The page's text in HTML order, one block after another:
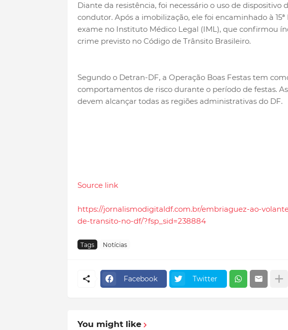
Diante da resistência, foi necessário o uso de dispositivo
condutor. Após a imobilização, ele foi encaminhado à
exame no Instituto Médico Legal (IML), que confirmou
crime previsto no Código de Trânsito Brasileiro.
Segundo o Detran-DF, a Operação Boas Festas tem
comportamentos de risco durante o período de festas.
devem alcançar todas as regiões administrativas do DF.
Source link
https://jornalismodigitaldf.com.br/embriaguez-ao-
de-transito-no-df/?fsp_sid=238884
Tags Notícias
Facebook Twitter
You might like